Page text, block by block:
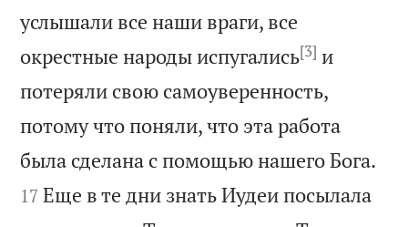
услышали все наши враги, все
окрестные народы испугались[3] и
потеряли свою самоуверенность,
потому что поняли, что эта работа
была сделана с помощью нашего Бога.
17 Еще в те дни знать Иудеи посылала